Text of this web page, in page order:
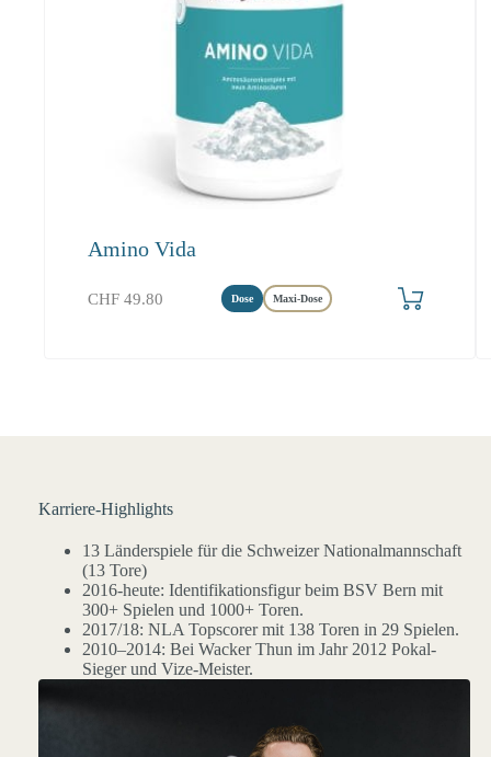
Amino Vida
CHF 49.80 Dose Maxi-Dose
In den Warenkorb
Karriere-Highlights
13 Länderspiele für die Schweizer Nationalmannschaft
(13 Tore)
2016-heute: Identifikationsfigur beim BSV Bern mit
300+ Spielen und 1000+ Toren.
2017/18: NLA Topscorer mit 138 Toren in 29 Spielen.
2010–2014: Bei Wacker Thun im Jahr 2012 Pokal-
Sieger und Vize-Meister.